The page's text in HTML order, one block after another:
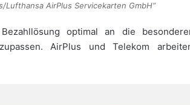
Lufthansa AirPlus Servicekarten GmbH“
optimal an die
AirPlus und Telekom